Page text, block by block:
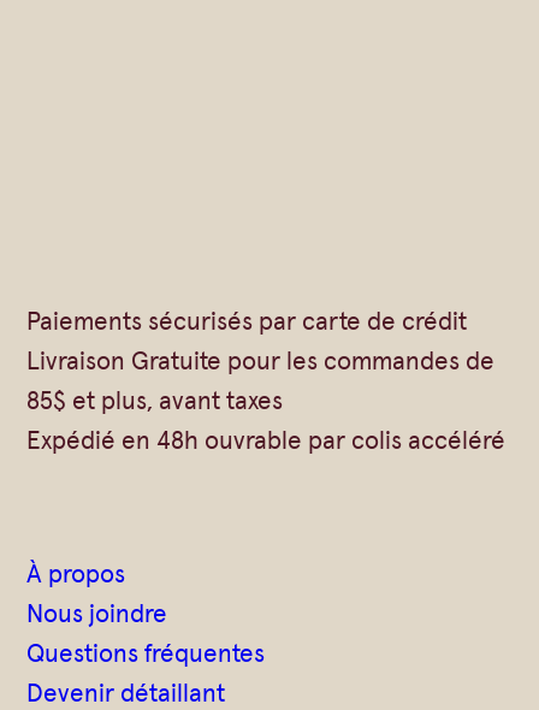
Paiements sécurisés par carte de crédit
Livraison Gratuite pour les commandes de
85$ et plus, avant taxes
Expédié en 48h ouvrable par colis accéléré
À propos
Nous joindre
Questions fréquentes
Devenir détaillant